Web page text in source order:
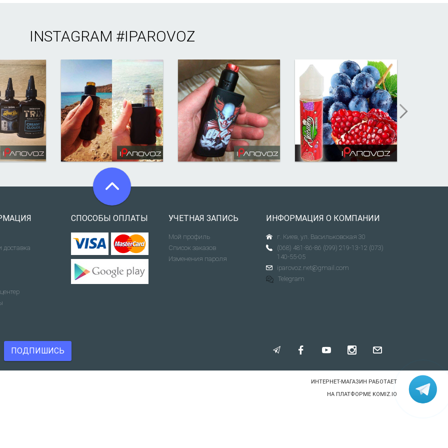
INSTAGRAM #IPAROVOZ
СПОСОБЫ ОПЛАТЫ УЧЕТНАЯ ЗАПИСЬ
Мой профиль
Список заказов
Изменения пароля
ИНФОРМАЦИЯ О КОМПАНИИ
г. Киев, ул. Васильковская 30
(068) 481-86-86 (099) 219-13-12 (073)
140-55-05
iparovoz.net@gmail.com
Telegram
ПОДПИШИСЬ
ИНТЕРНЕТ-МАГАЗИН РАБОТАЕТ
НА ПЛАТФОРМЕ KOMIZ.IO